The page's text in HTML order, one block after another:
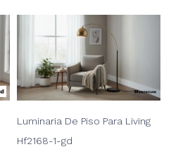
Luminaria De Piso Para Living
Hf2168-1-gd